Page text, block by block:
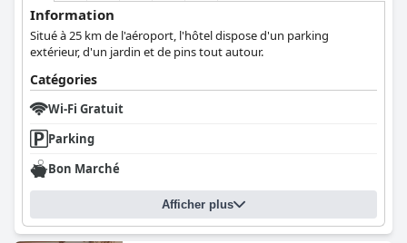
Information
Situé à 25 km de l'aéroport, l'hôtel dispose d'un parking
extérieur, d'un jardin et de pins tout autour.
Catégories
Wi-Fi Gratuit
Parking
Bon Marché
Afficher plus